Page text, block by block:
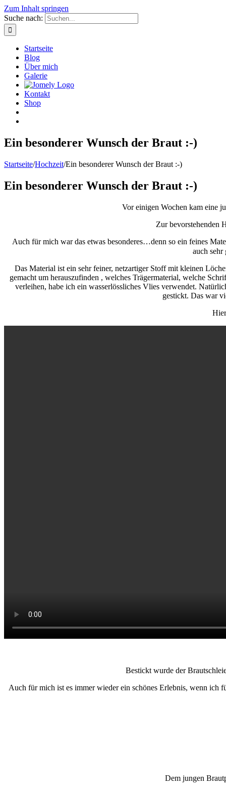
Zum Inhalt springen
Suche nach:
Startseite
Blog
Über mich
Galerie
Kontakt
Shop
Ein besonderer Wunsch der Braut :-)
Startseite/Hochzeit/Ein besonderer Wunsch der Braut :-)
Ein besonderer Wunsch der Braut :-)
Vor einigen Wochen kam eine
Zur bevorstehenden
Auch für mich war das etwas besonderes…denn so ein feines
auch sehr
Das Material ist ein sehr feiner, netzartiger Stoff mit kleinen
gemacht um herauszufinden , welches Trägermaterial, welche
verleihen, habe ich ein wasserlössliches Vlies verwendet.
gestickt. Das war
Bestickt wurde der
Auch für mich ist es immer wieder ein schönes Erlebnis, wenn ich
Dem jungen